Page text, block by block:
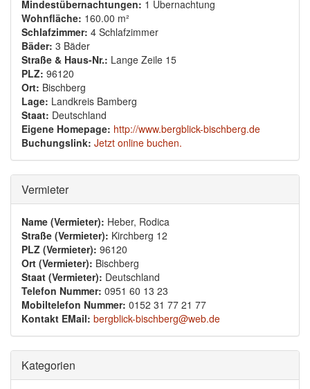
Mindestübernachtungen: 1 Übernachtung
Wohnfläche: 160.00 m²
Schlafzimmer: 4 Schlafzimmer
Bäder: 3 Bäder
Straße & Haus-Nr.: Lange Zeile 15
PLZ: 96120
Ort: Bischberg
Lage: Landkreis Bamberg
Staat: Deutschland
Eigene Homepage: http://www.bergblick-bischberg.de
Buchungslink: Jetzt online buchen.
Ausblenden
Vermieter
Name (Vermieter): Heber, Rodica
Straße (Vermieter): Kirchberg 12
PLZ (Vermieter): 96120
Ort (Vermieter): Bischberg
Staat (Vermieter): Deutschland
Telefon Nummer: 0951 60 13 23
Mobiltelefon Nummer: 0152 31 77 21 77
Kontakt EMail: bergblick-bischberg@web.de
Ausblenden
Kategorien